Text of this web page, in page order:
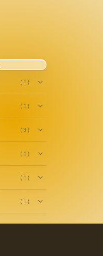
(1)
(1)
(3)
(1)
(1)
(1)